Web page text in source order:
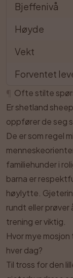
Bjeffenivå
Høyde
Vekt
Forventet
Ofte stilte
Er shetland
oppfører de seg
De er som regel
familiehunder i
barna er
høylytte.
rundt eller prøver
trening er viktig.
Hvor mye
hver dag?
Til tross for den